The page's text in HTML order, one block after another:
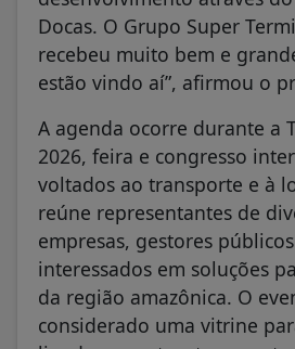
Docas. O Grupo Super
recebeu muito bem e
estão vindo aí”, afirmou o
A agenda ocorre durante a
2026, feira e congresso
voltados ao transporte e à
reúne representantes de
empresas, gestores
interessados em soluções
da região amazônica. O
considerado uma vitrine